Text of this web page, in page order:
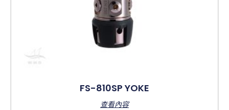
FS-810SP YOKE
查看內容